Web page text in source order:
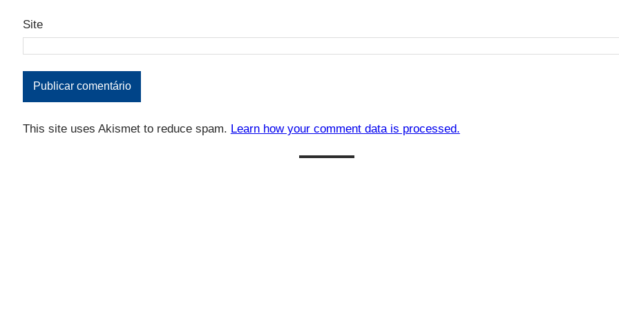
Site
This site uses Akismet to reduce spam. Learn how your comment data is processed.